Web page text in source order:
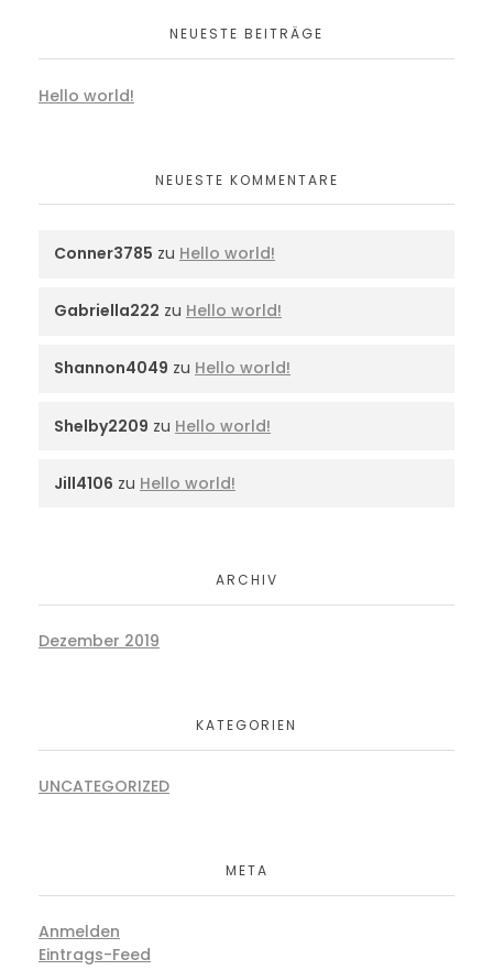
NEUESTE BEITRÄGE
Hello world!
NEUESTE KOMMENTARE
Conner3785 zu Hello world!
Gabriella222 zu Hello world!
Shannon4049 zu Hello world!
Shelby2209 zu Hello world!
Jill4106 zu Hello world!
ARCHIV
Dezember 2019
KATEGORIEN
UNCATEGORIZED
META
Anmelden
Eintrags-Feed